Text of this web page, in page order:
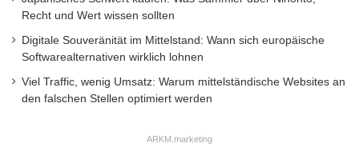
Recht und Wert wissen sollten
Digitale Souveränität im Mittelstand: Wann sich europäische
Softwarealternativen wirklich lohnen
Viel Traffic, wenig Umsatz: Warum mittelständische Websites an
den falschen Stellen optimiert werden
ARKM.marketing